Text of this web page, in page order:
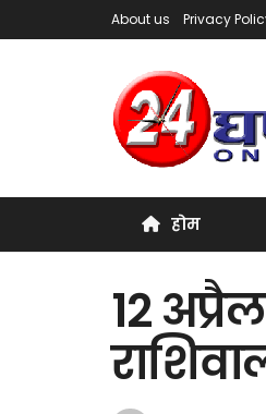
About us Privacy
होम
12